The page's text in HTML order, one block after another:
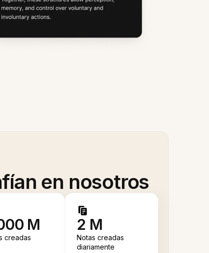
en nosotros
M
creadas
2 M
Notas creadas
diariamente